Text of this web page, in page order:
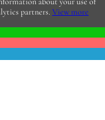
partners. View more